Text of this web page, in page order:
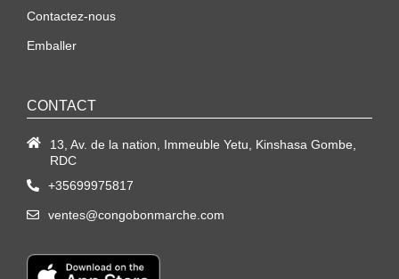
Contactez-nous
Emballer
CONTACT
13, Av. de la nation, Immeuble Yetu, Kinshasa Gombe,
RDC
+35699975817
ventes@congobonmarche.com